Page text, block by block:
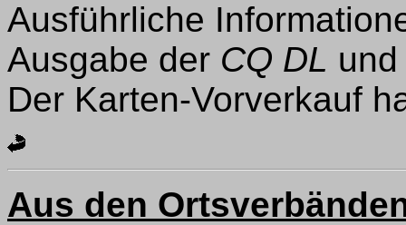
Ausführliche
Ausgabe der CQ DL
Der Karten-Vorverkauf
Aus den